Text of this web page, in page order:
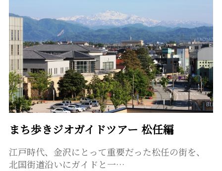
まち歩きジオガイドツアー 松任編
江戸時代、金沢にとって重要だった松任の街を、
北国街道沿いにガイドと一…